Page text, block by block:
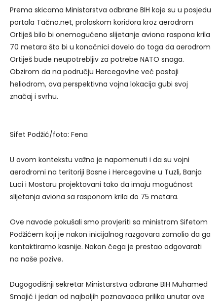
Prema skicama Ministarstva odbrane BIH koje su u posjedu
portala Tačno.net, prolaskom koridora kroz aerodrom
Ortiješ bilo bi onemogućeno slijetanje aviona raspona krila
70 metara što bi u konačnici dovelo do toga da aerodrom
Ortiješ bude neupotrebljiv za potrebe NATO snaga.
Obzirom da na području Hercegovine već postoji
heliodrom, ova perspektivna vojna lokacija gubi svoj
značaj i svrhu.
Sifet Podžić/foto: Fena
U ovom kontekstu važno je napomenuti i da su vojni
aerodromi na teritoriji Bosne i Hercegovine u Tuzli, Banja
Luci i Mostaru projektovani tako da imaju mogućnost
slijetanja aviona sa rasponom krila do 75 metara.
Ove navode pokušali smo provjeriti sa ministrom Sifetom
Podžićem koji je nakon inicijalnog razgovara zamolio da ga
kontaktiramo kasnije. Nakon čega je prestao odgovarati
na naše pozive.
Dugogodišnji sekretar Ministarstva odbrane BIH Muhamed
Smajić i jedan od najboljih poznavaoca prilika unutar ove